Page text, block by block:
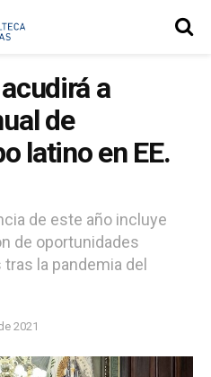
a
de
latino en EE.
de este año incluye
de oportunidades
la pandemia del
2021